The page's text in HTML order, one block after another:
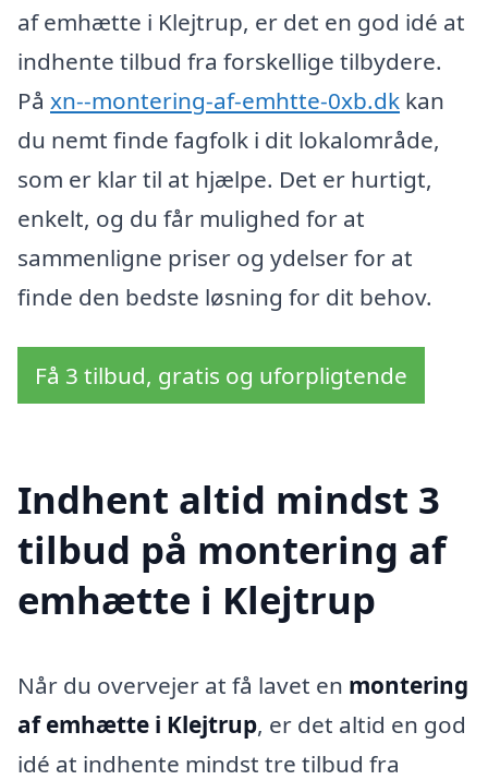
af emhætte i Klejtrup, er det en god idé at
indhente tilbud fra forskellige tilbydere.
På xn--montering-af-emhtte-0xb.dk kan
du nemt finde fagfolk i dit lokalområde,
som er klar til at hjælpe. Det er hurtigt,
enkelt, og du får mulighed for at
sammenligne priser og ydelser for at
finde den bedste løsning for dit behov.
Få 3 tilbud, gratis og uforpligtende
Indhent altid mindst 3
tilbud på montering af
emhætte i Klejtrup
Når du overvejer at få lavet en montering
af emhætte i Klejtrup, er det altid en god
idé at indhente mindst tre tilbud fra